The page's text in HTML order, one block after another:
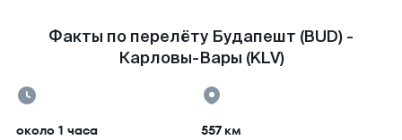
Факты по перелёту Будапешт (BUD) -
Карловы-Вары (KLV)
около 1 часа 557 км